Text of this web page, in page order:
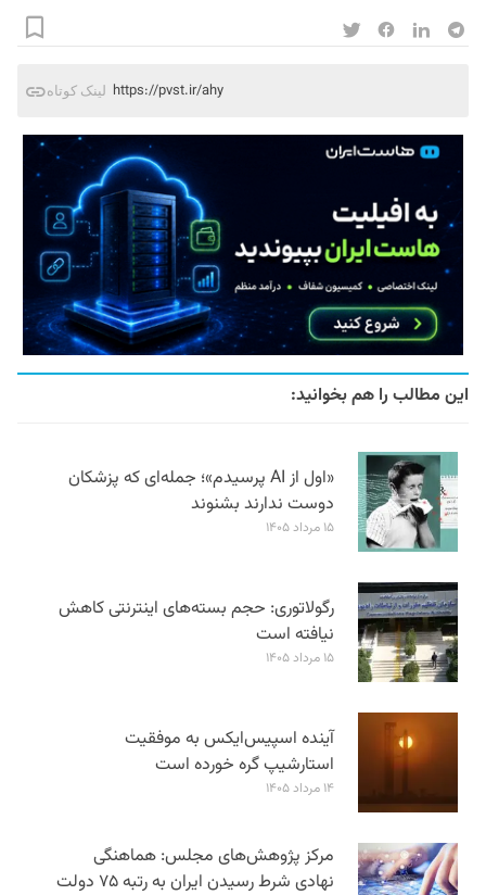
لینک کوتاه https://pvst.ir/ahy
این مطالب را هم بخوانید:
«اول از AI پرسیدم»؛ جمله‌ای که پزشکان
دوست ندارند بشنوند
۱۵ مرداد ۱۴۰۵
رگولاتوری: حجم بسته‌های اینترنتی کاهش
نیافته است
۱۵ مرداد ۱۴۰۵
آینده اسپیس‌ایکس به موفقیت
استارشیپ گره خورده است
۱۴ مرداد ۱۴۰۵
مرکز پژوهش‌های مجلس: هماهنگی
نهادی شرط رسیدن ایران به رتبه ۷۵ دولت